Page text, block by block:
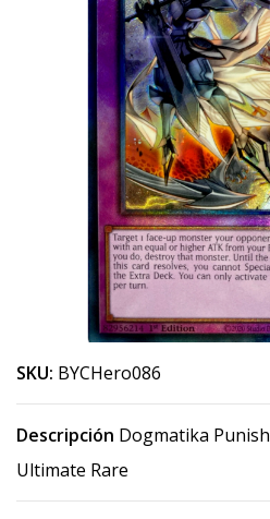
SKU: BYCHero086
Descripción Dogmatika
Ultimate Rare